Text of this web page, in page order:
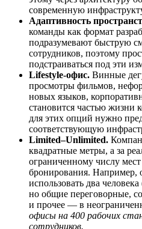
современную
Адаптивность
команды как формат
подразумевают быструю
сотрудников, поэтому
подстраиваться под эти
Lifestyle-офис. Винные
просмотры фильмов,
новых языков,
становится частью жизни
для этих опций нужно
соответствующую
Limited–Unlimited.
квадратные метры, а за
ограниченному числу
бронирования. Например,
использовать два
но общие переговорные,
и прочее — в
офисы на 400 рабочих
сотрудников.